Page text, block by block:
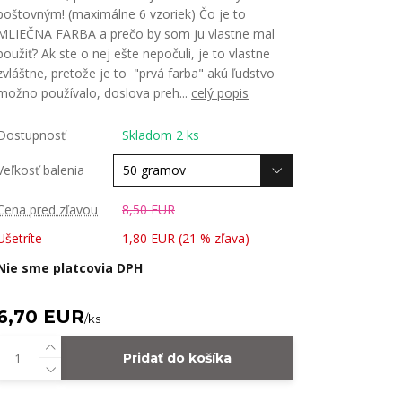
(maximálne 6 vzoriek) Čo je to
FARBA a prečo by som ju vlastne mal
Ak ste o nej ešte nepočuli, je to vlastne
pretože je to "prvá farba" akú ľudstvo
používalo, doslova preh... celý popis
Skladom 2 ks
balenia
pred zľavou
8,50 EUR
1,80 EUR (21 % zľava)
sme platcovia DPH
EUR/ks
Pridať do košíka